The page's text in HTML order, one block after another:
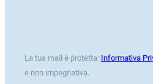
La tua mail è protetta: Informativa
e non impegnativa.